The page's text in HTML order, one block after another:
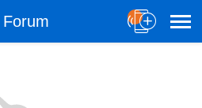
Forum